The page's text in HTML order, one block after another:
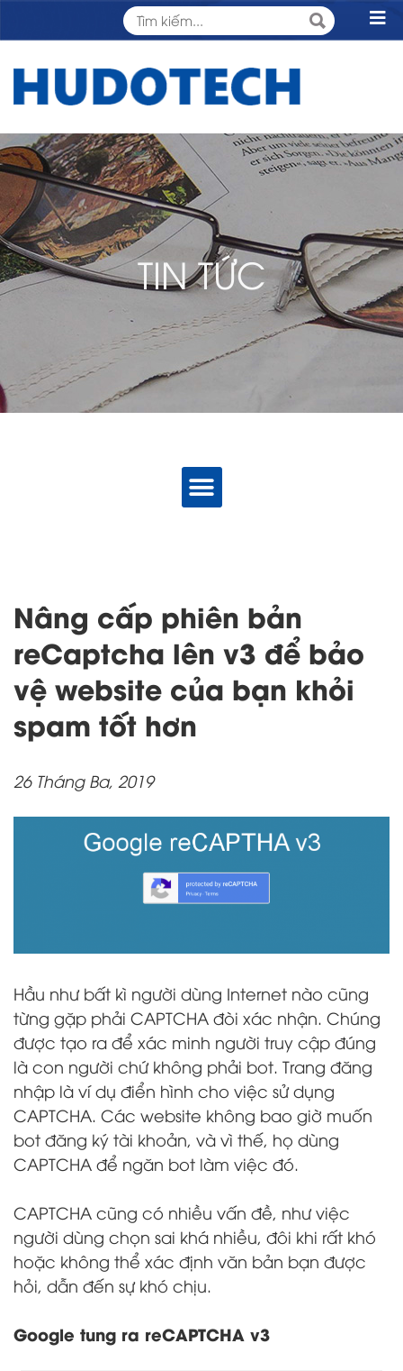
TIN TỨC
Nâng cấp phiên bản
reCaptcha lên v3 để bảo
vệ website của bạn khỏi
spam tốt hơn
26 Tháng Ba, 2019
Hầu như bất kì người dùng Internet nào cũng
từng gặp phải CAPTCHA đòi xác nhận. Chúng
được tạo ra để xác minh người truy cập đúng
là con người chứ không phải bot. Trang đăng
nhập là ví dụ điển hình cho việc sử dụng
CAPTCHA. Các website không bao giờ muốn
bot đăng ký tài khoản, và vì thế, họ dùng
CAPTCHA để ngăn bot làm việc đó.
CAPTCHA cũng có nhiều vấn đề, như việc
người dùng chọn sai khá nhiều, đôi khi rất khó
hoặc không thể xác định văn bản bạn được
hỏi, dẫn đến sự khó chịu.
Google tung ra reCAPTCHA v3